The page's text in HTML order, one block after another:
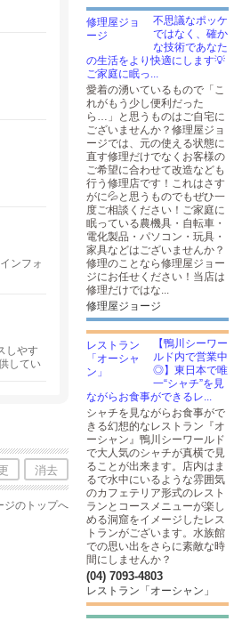
ンフォ
しやす
してい
消去
ジのトップへ
不思議なポッケ
ではなく、確か
な技術であなた
の生活をより快適にします💡
ご家庭に眠っ...
愛着の湧いているもので「こ
れがもう少し便利だった
ら…」と思うものはご自宅に
ございませんか？修理屋ジョ
ージでは、元の使える状態に
直す修理だけでなくお客様の
ご希望に合わせて改造なども
行う修理店です！これはさす
がに💦と思うものでもぜひ一
度ご相談ください！ご家庭に
眠っている農機具・自転車・
電化製品・パソコン・玩具・
家具などはございませんか？
修理のことなら修理屋ジョー
ジにお任せください！当店は
修理だけではな...
修理屋ジョージ
【鴨川シーワー
ルド内で営業中
◎】東日本で唯
一“シャチ”を見
ながらお食事ができるレ...
シャチを見ながらお食事がで
きる幻想的なレストラン『オ
ーシャン』鴨川シーワールド
で大人気のシャチが真横で見
ることが出来ます。店内はま
るで水中にいるような雰囲気
のカフェテリア形式のレスト
ランとコースメニューが楽し
める洞窟をイメージしたレス
トランがございます。水族館
での思い出をさらに素敵な時
間にしませんか？
(04) 7093-4803
レストラン「オーシャン」